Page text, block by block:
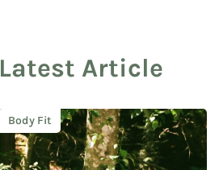
Latest Article
Body Fit